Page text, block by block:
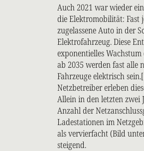
Auch 2021 war wieder
die Elektromobilität: Fast
zugelassene Auto in der
Elektrofahrzeug. Diese
exponentielles
ab 2035 werden fast alle
Fahrzeuge elektrisch
Netzbetreiber erleben
Allein in den letzten zwei
Anzahl der
Ladestationen im
als vervierfacht (Bild
steigend.